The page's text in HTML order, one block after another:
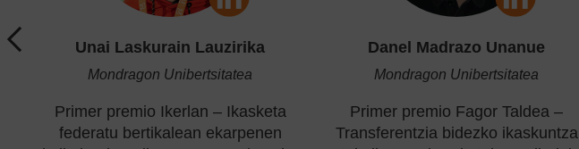
Unai Laskurain Lauzirika
Mondragon Unibertsitatea
Primer premio Ikerlan – Ikasketa
federatu bertikalean ekarpenen
Danel Madrazo Unanue
Mondragon Unibertsitatea
Primer premio Fagor Taldea –
Transferentzia bidezko ikaskuntza